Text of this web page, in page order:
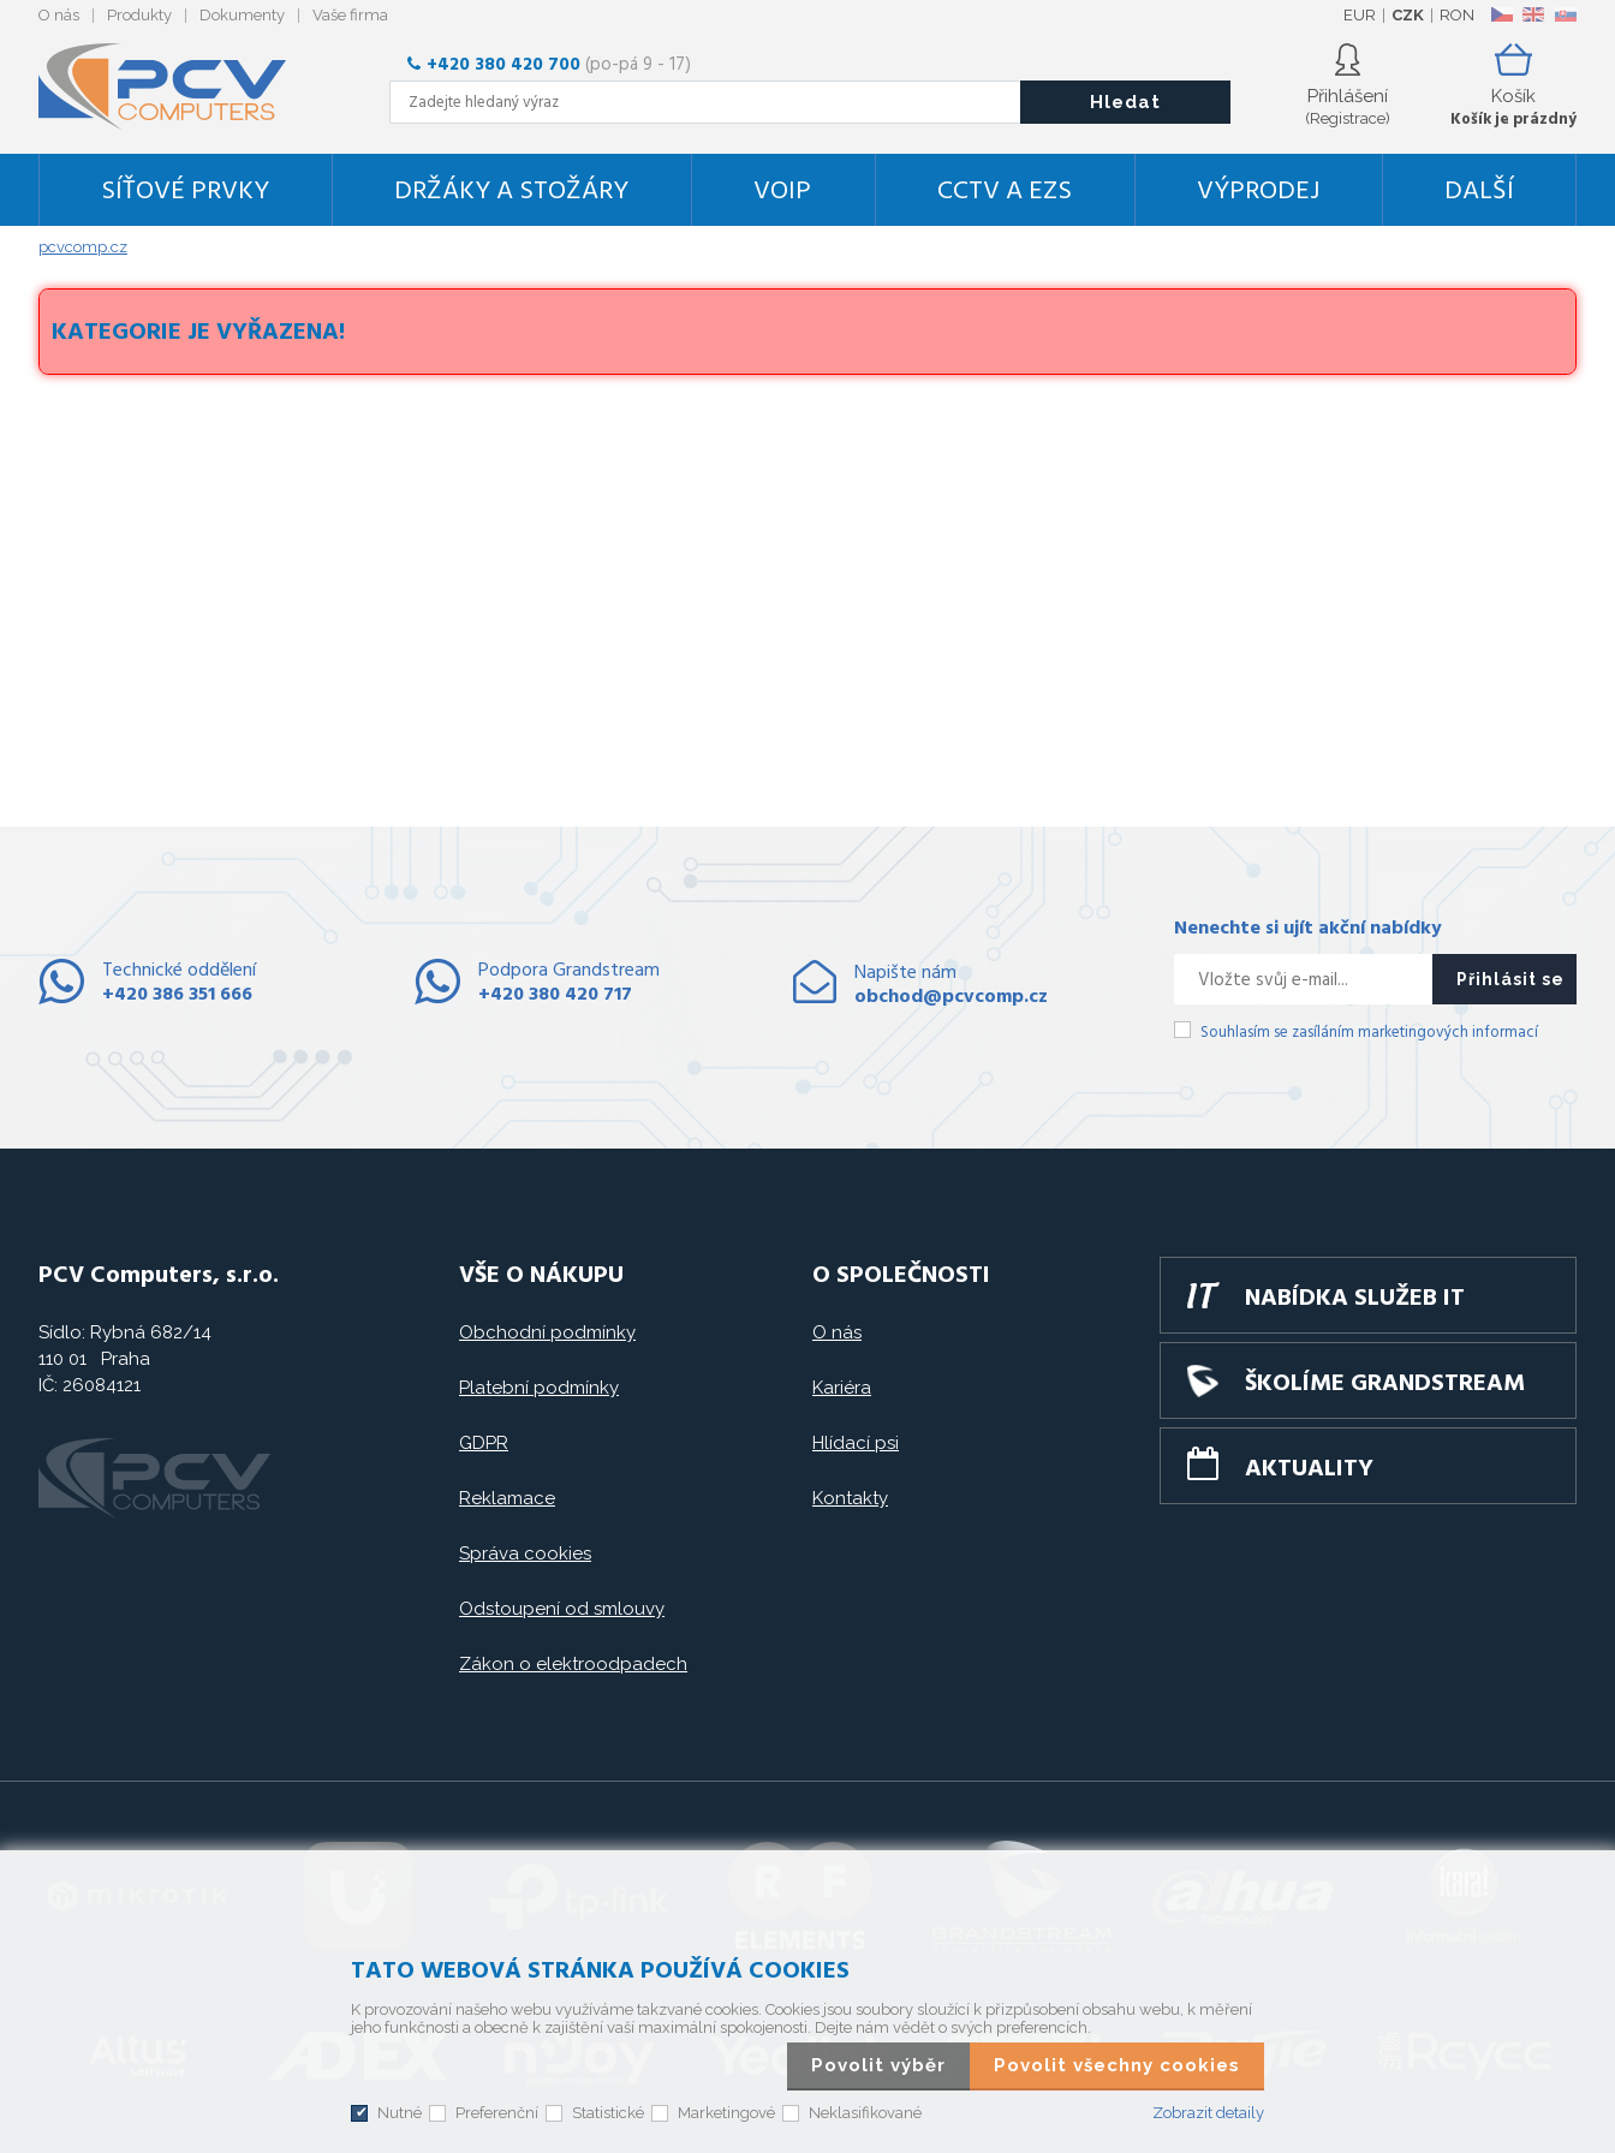
O nás Produkty Dokumenty Vaše firma CZ EN SK
EUR CZK RON
Košík
Košík je prázdný
Přihlášení
(Registrace)
+420 380 420 700 (po-pá 9 - 17)
Hledat
SÍŤOVÉ PRVKY DRŽÁKY A STOŽÁRY VOIP CCTV A EZS VÝPRODEJ DALŠÍ
pcvcomp.cz
KATEGORIE JE VYŘAZENA!
Technické oddělení
+420 386 351 666
Podpora Grandstream
+420 380 420 717
Napište nám
obchod@pcvcomp.cz
Nenechte si ujít akční nabídky
Přihlásit se
Souhlasím se zasíláním marketingových informací
PCV Computers, s.r.o.
Sídlo: Rybná 682/14
110 01 Praha
IČ: 26084121
VŠE O NÁKUPU
Obchodní podmínky
Platební podmínky
GDPR
Reklamace
Správa cookies
Odstoupení od smlouvy
Zákon o elektroodpadech
O SPOLEČNOSTI
O nás
Kariéra
Hlídací psi
Kontakty
NABÍDKA SLUŽEB IT
ŠKOLÍME GRANDSTREAM
AKTUALITY
TATO WEBOVÁ STRÁNKA POUŽÍVÁ COOKIES
K provozování našeho webu využíváme takzvané cookies. Cookies jsou soubory sloužící k přizpůsobení obsahu webu, k měření
jeho funkčnosti a obecně k zajištění vaší maximální spokojenosti. Dejte nám vědět o svých preferencích.
Povolit výběr Povolit všechny cookies
Nutné Preferenční Statistické Marketingové Neklasifikované Zobrazit detaily